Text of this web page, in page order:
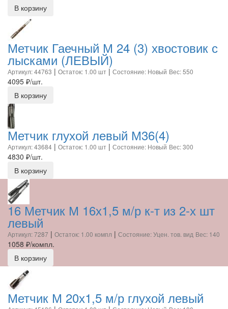
В корзину
Метчик Гаечный М 24 (3) хвостовик с
лысками (ЛЕВЫЙ)
Артикул: 44763 | Остаток: 1.00 шт | Состояние: Новый Вес: 550
4095 ₽/шт.
В корзину
Метчик глухой левый М36(4)
Артикул: 43684 | Остаток: 1.00 шт | Состояние: Новый Вес: 300
4830 ₽/шт.
В корзину
16 Метчик М 16х1,5 м/р к-т из 2-х шт
левый
Артикул: 7287 | Остаток: 1.00 компл | Состояние: Уцен. тов. вид Вес: 140
1058 ₽/компл.
В корзину
Метчик М 20х1,5 м/р глухой левый